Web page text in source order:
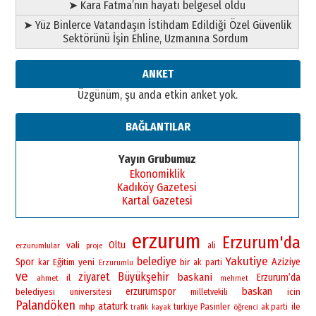
➤ Kara Fatma’nın hayatı belgesel oldu
➤ Yüz Binlerce Vatandaşın İstihdam Edildiği Özel Güvenlik
Sektörünü İşin Ehline, Uzmanına Sordum
ANKET
Üzgünüm, şu anda etkin anket yok.
BAĞLANTILAR
Yayın Grubumuz
Ekonomiklik
Kadıköy Gazetesi
Kartal Gazetesi
erzurumlular vali proje Oltu erzurum ali Erzurum'da
Spor kar Eğitim yeni Erzurumlu belediye bir ak parti Yakutiye Aziziye
ve ahmet il ziyaret Büyükşehir baskani mehmet Erzurum’da
belediyesi universitesi erzurumspor milletvekili baskan icin
Palandöken mhp ataturk trafik kayak turkiye Pasinler öğrenci ak parti ile